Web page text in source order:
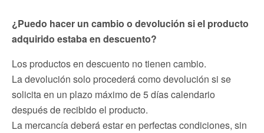
¿Puedo hacer un cambio o devolución si el producto
adquirido estaba en descuento?
Los productos en descuento no tienen cambio.
La devolución solo procederá como devolución si se
solicita en un plazo máximo de 5 días calendario
después de recibido el producto.
La mercancía deberá estar en perfectas condiciones, sin